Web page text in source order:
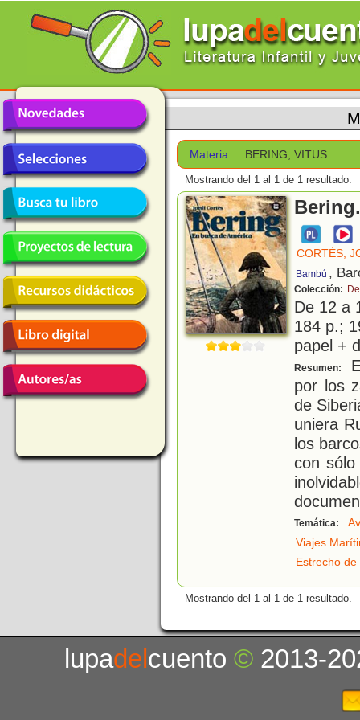
Materia: BERING, VITUS
Mostrando del 1 al 1 de 1 resultado.
CORTÈS,
Bambú ,
Colección:
De 12 a
184 p.;
papel +
Resumen:
por los
de
uniera
los
con
Temática:
Viajes
Estrecho de
Mostrando del 1 al 1 de 1 resultado.
lupadelcuento© 2013-